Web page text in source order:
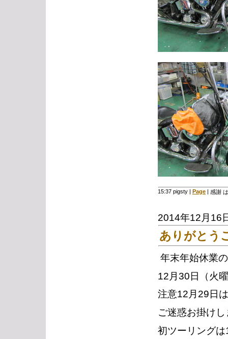
15:37 pigsty | Page | 感謝 は
2014年12月16
ありがとう
年末年始休業
12月30日（火
注意12月29日
ご迷惑お掛け
初ツーリング